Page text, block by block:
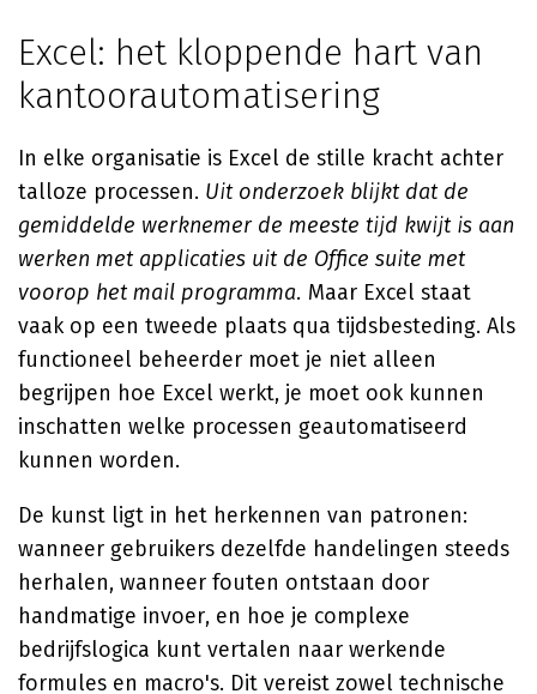
Excel: het kloppende hart van
kantoorautomatisering
In elke organisatie is Excel de stille kracht achter
talloze processen. Uit onderzoek blijkt dat de
gemiddelde werknemer de meeste tijd kwijt is aan
werken met applicaties uit de Office suite met
voorop het mail programma. Maar Excel staat
vaak op een tweede plaats qua tijdsbesteding. Als
functioneel beheerder moet je niet alleen
begrijpen hoe Excel werkt, je moet ook kunnen
inschatten welke processen geautomatiseerd
kunnen worden.
De kunst ligt in het herkennen van patronen:
wanneer gebruikers dezelfde handelingen steeds
herhalen, wanneer fouten ontstaan door
handmatige invoer, en hoe je complexe
bedrijfslogica kunt vertalen naar werkende
formules en macro's. Dit vereist zowel technische